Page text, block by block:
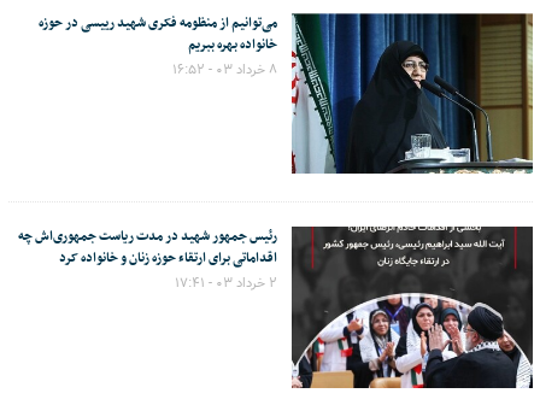
می‌توانیم از منظومه فکری شهید رییسی در حوزه
خانواده بهره ببریم
۸ خرداد ۰۳ - ۱۶:۵۲
رئیس جمهور شهید در مدت ریاست جمهوری‌اش چه
اقداماتی برای ارتقاء حوزه زنان و خانواده کرد
۲ خرداد ۰۳ - ۱۷:۴۱